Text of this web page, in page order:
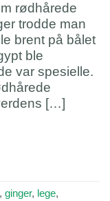
rødhårede
trodde man
brent på bålet
ble
var spesielle.
[…]
, ginger, lege,